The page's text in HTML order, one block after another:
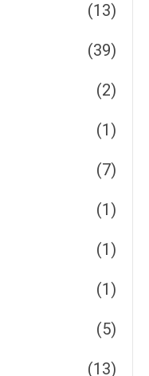
(13)
(39)
(2)
(1)
(7)
(1)
(1)
(1)
(5)
(13)